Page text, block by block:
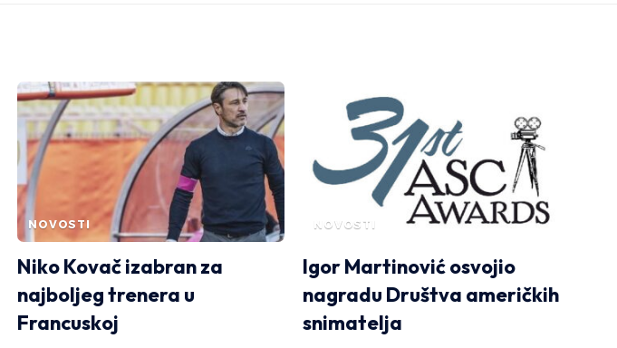
NOVOSTI
Niko Kovač izabran za
najboljeg trenera u
Francuskoj
NOVOSTI
Igor Martinović osvojio
nagradu Društva američkih
snimatelja